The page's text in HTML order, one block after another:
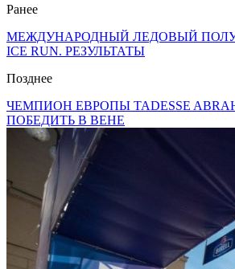
Ранее
МЕЖДУНАРОДНЫЙ ЛЕДОВЫЙ
ICE RUN. РЕЗУЛЬТАТЫ
Позднее
ЧЕМПИОН ЕВРОПЫ TADESSE
ПОБЕДИТЬ В ВЕНЕ